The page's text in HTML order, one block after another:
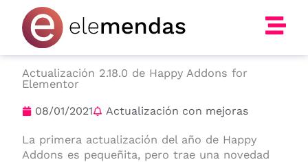
contenido
Actualización 2.18.0 de Happy Addons for
Elementor
08/01/2021 Actualización con mejoras
La primera actualización del año de Happy
Addons es pequeñita, pero trae una novedad